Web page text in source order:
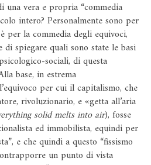
una vera e propria “commedia
intero? Personalmente sono per
per la commedia degli equivoci,
spiegare quali sono state le basi
sociali, di questa
base, in estrema
per cui il capitalismo, che
rivoluzionario, e «getta all’aria
solid melts into air), fosse
ed immobilista, equindi per
e che quindi a questo “fissismo
un punto di vista